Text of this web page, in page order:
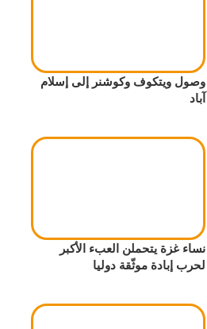
وصول ويتكوف وكوشنر إلى إسلام
آباد
نساء غزة يتحملن العبء الأكبر
لحرب إبادة موثّقة دوليا